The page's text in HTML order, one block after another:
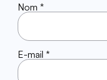
Nom *
E-mail *